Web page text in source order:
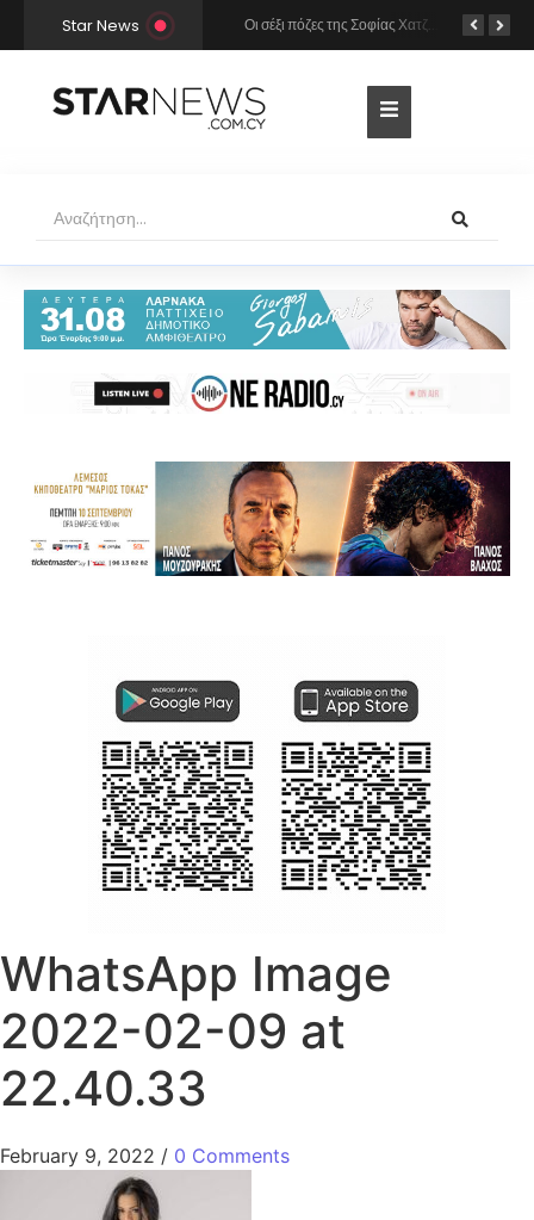
Star News
WhatsApp Image
2022-02-09 at
22.40.33
February 9, 2022 / 0 Comments